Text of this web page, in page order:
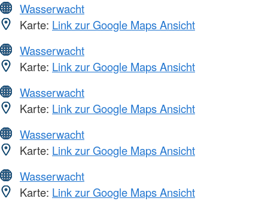
Wasserwacht
Karte: Link zur Google Maps Ansicht
Wasserwacht
Karte: Link zur Google Maps Ansicht
Wasserwacht
Karte: Link zur Google Maps Ansicht
Wasserwacht
Karte: Link zur Google Maps Ansicht
Wasserwacht
Karte: Link zur Google Maps Ansicht